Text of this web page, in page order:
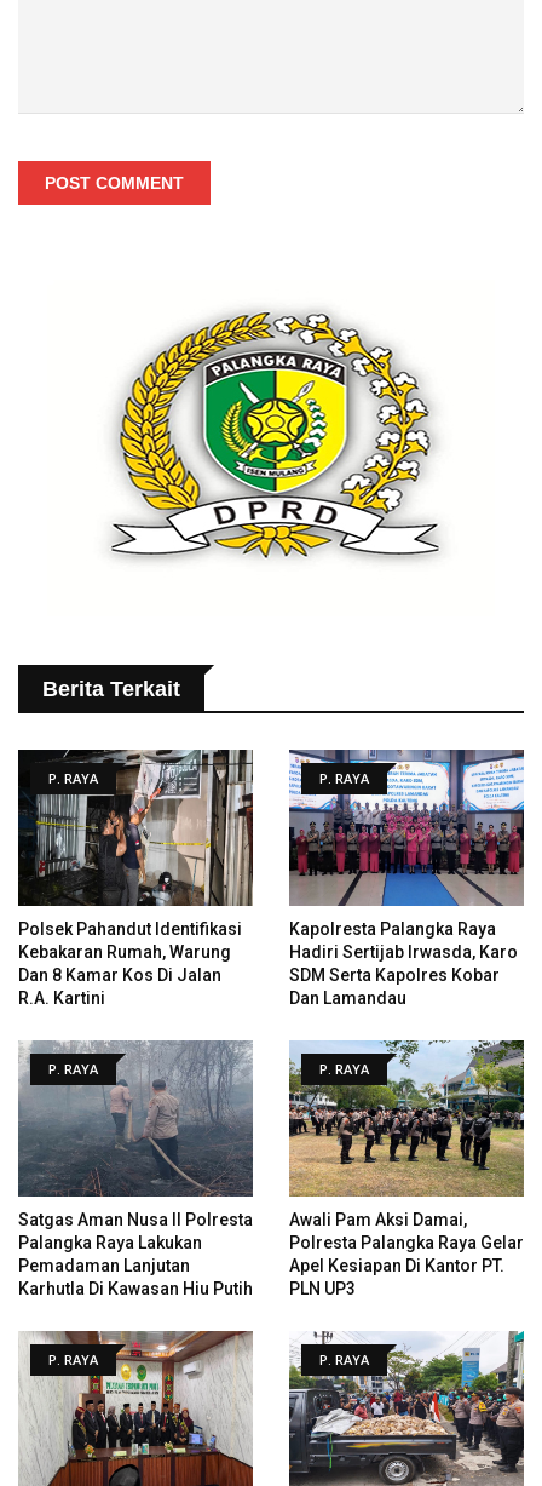
POST COMMENT
Berita Terkait
P. RAYA
Polsek Pahandut Identifikasi
Kebakaran Rumah, Warung
Dan 8 Kamar Kos Di Jalan
R.A. Kartini
P. RAYA
Kapolresta Palangka Raya
Hadiri Sertijab Irwasda, Karo
SDM Serta Kapolres Kobar
Dan Lamandau
P. RAYA
Satgas Aman Nusa II Polresta
Palangka Raya Lakukan
Pemadaman Lanjutan
Karhutla Di Kawasan Hiu Putih
P. RAYA
Awali Pam Aksi Damai,
Polresta Palangka Raya Gelar
Apel Kesiapan Di Kantor PT.
PLN UP3
P. RAYA P. RAYA